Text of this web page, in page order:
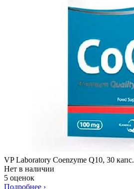
VP Laboratory Coenzyme Q10, 30 капс.
Нет в наличии
5 оценок
Подробнее ›